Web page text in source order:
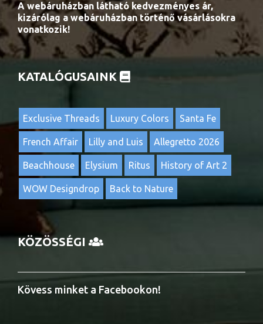
A webáruházban látható kedvezményes ár,
kizárólag a webáruházban történő vásárlásokra
vonatkozik!
KATALÓGUSAINK
Exclusive Threads Luxury Colors Santa Fe
French Affair Lilly and Luis Allegretto 2026
Beachhouse Elysium Ritus History of Art 2
WOW Designdrop Back to Nature
KÖZÖSSÉGI
Kövess minket a Facebookon!